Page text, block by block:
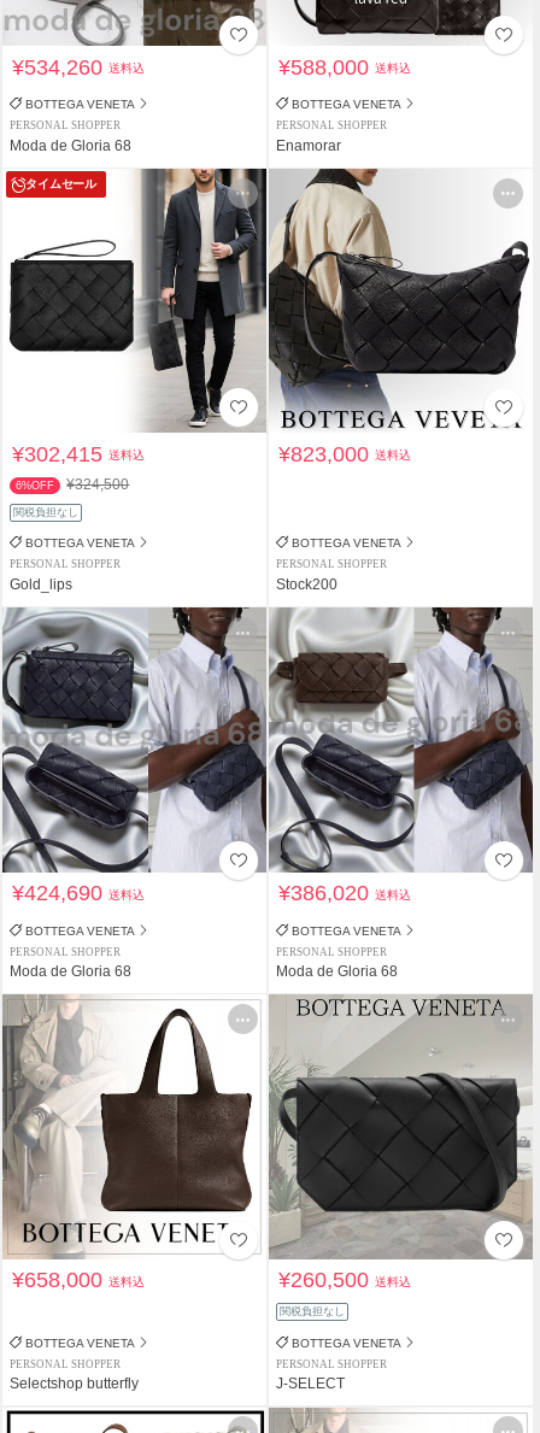
¥534,260送料込
BOTTEGA VENETA
PERSONAL SHOPPER
Moda de Gloria 68
¥588,000送料込
BOTTEGA VENETA
PERSONAL SHOPPER
Enamorar
タイムセール
¥302,415送料込
6%OFF ¥324,500
関税負担なし
BOTTEGA VENETA
PERSONAL SHOPPER
Gold_lips
¥823,000送料込
BOTTEGA VENETA
PERSONAL SHOPPER
Stock200
¥424,690送料込
BOTTEGA VENETA
PERSONAL SHOPPER
Moda de Gloria 68
¥386,020送料込
BOTTEGA VENETA
PERSONAL SHOPPER
Moda de Gloria 68
¥658,000送料込
BOTTEGA VENETA
PERSONAL SHOPPER
Selectshop butterfly
¥260,500送料込
関税負担なし
BOTTEGA VENETA
PERSONAL SHOPPER
J-SELECT